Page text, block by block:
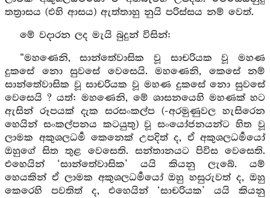
තත්‍රාසය (එහි ආසය) ඇත්තාහු නුයි පරිස්සය නම් වෙත්.
මේ වදාරන ලද මැයි බුදුන් විසින්:
“මහණෙනි, සාන්තේවාසික වූ සාචරියක වූ මහණ
දුකසේ නො සුවසේ වෙසෙයි. මහණෙනි, කෙසේ නම්
සාන්තේවාසික වූ සාචරියක වූ මහණ දුකසේ නො සුවසේ
වෙසෙයි ? යත්: මහණෙනි, මේ ශාසනයෙහි මහණක් හට
ඇසින් රූපයක් දැක සරසංකල්ප (-අරමුණුවල හැසිරෙන
හෙයින් සංකල්පනය කටයුතු) වූ සංයෝජනයන්ට හිත වූ
ලාමක අකුශලධර්‍ම කෙනෙක් උපදිත් ද, ඒ අකුශලධර්‍මයෝ
ඔහුගේ සිත තුළ වෙසෙති. සන්තානයට පිවිස වෙසෙති.
එහෙයින් ‘සාන්තේවාසික’ යයි කියනු ලැබේ. යම්
හෙයකින් ඒ ලාමක අකුශලධර්‍මයෝ ඔහු හසුරුවත් ද, ඔහු
කෙරෙහි පවතිත් ද, එහෙයින් ‘සාචරියක’ යයි කියනු